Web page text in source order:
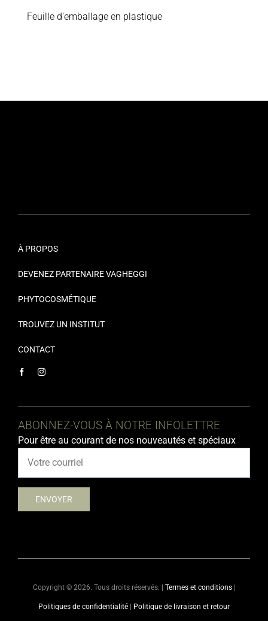
Feuille d’emballage en plastique
À PROPOS
DEVENEZ PARTENAIRE VAGHEGGI
PHYTOCOSMÉTIQUE
TROUVEZ UN INSTITUT
CONTACT
ABONNEZ-VOUS À NOTRE INFOLETTRE
Pour être au courant de nos nouveautés et spéciaux
Copyright © 2026. Tous droits réservés. | Termes et conditions|
Politiques de confidentialité | Politique de livraison et retour